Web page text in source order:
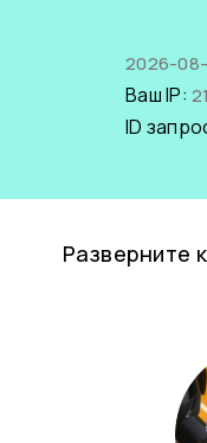
2026-08-
Ваш IP:
ID
Разверните